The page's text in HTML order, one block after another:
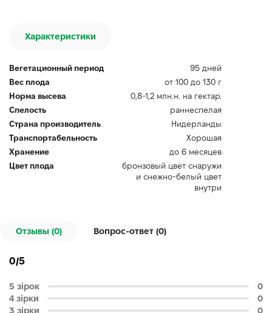
Характеристики
Вегетационный период
95 дней
Вес плода
от 100 до 130 г
Норма высева
0,8-1,2 млн.н. на гектар.
Спелость
раннеспелая
Страна производитель
Нидерланды
Транспортабельность
Хорошая
Хранение
до 6 месяцев
Цвет плода
бронзовый цвет снаружи
и снежно-белый цвет
внутри
Отзывы (0) Вопрос-ответ (0)
0/5
5 зірок
0
4 зірки
0
3 зірки
0